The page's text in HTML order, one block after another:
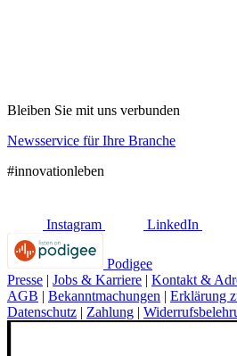
Bleiben Sie mit uns verbunden
Newsservice für Ihre Branche
#innovationleben
Instagram LinkedIn
Podigee
Presse | Jobs & Karriere | Kontakt &
AGB | Bekanntmachungen | Erklärung
Datenschutz | Zahlung |